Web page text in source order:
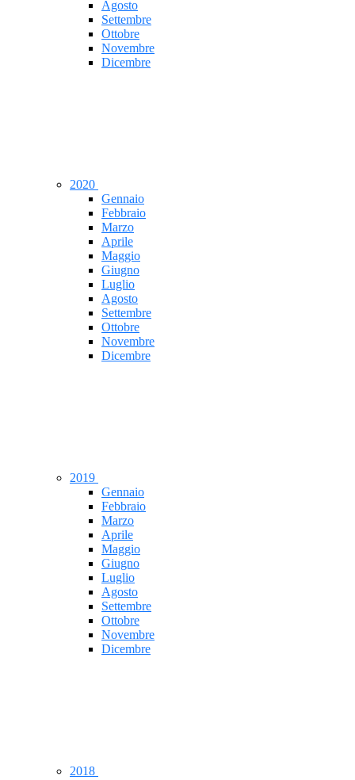
Agosto
Settembre
Ottobre
Novembre
Dicembre
2020
Gennaio
Febbraio
Marzo
Aprile
Maggio
Giugno
Luglio
Agosto
Settembre
Ottobre
Novembre
Dicembre
2019
Gennaio
Febbraio
Marzo
Aprile
Maggio
Giugno
Luglio
Agosto
Settembre
Ottobre
Novembre
Dicembre
2018